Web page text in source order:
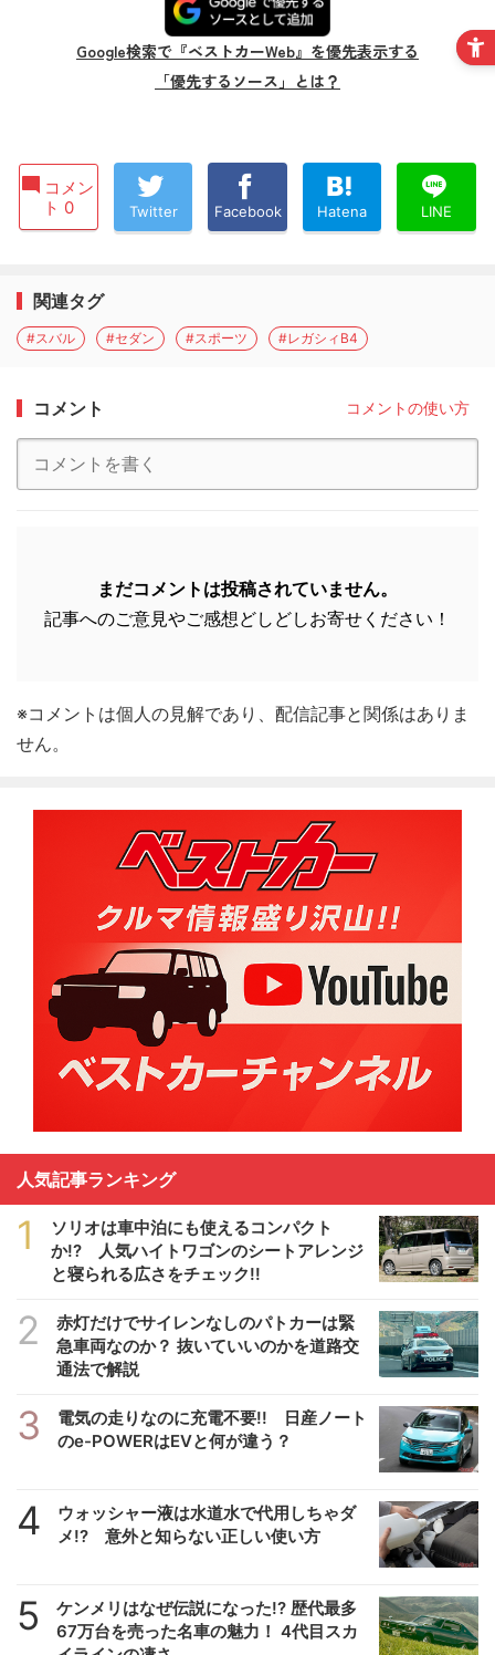
Google検索で『ベストカーWeb』を優先表示する
「優先するソース」とは？
コメン
ト 0
Twitter Facebook Hatena LINE
関連タグ
#スバル #セダン #スポーツ #レガシィB4
コメント コメントの使い方
まだコメントは投稿されていません。
記事へのご意見やご感想どしどしお寄せください！
※コメントは個人の見解であり、配信記事と関係はありま
せん。
人気記事ランキング
1
ソリオは車中泊にも使えるコンパクト
か!? 人気ハイトワゴンのシートアレンジ
と寝られる広さをチェック!!
2
赤灯だけでサイレンなしのパトカーは緊
急車両なのか？ 抜いていいのかを道路交
通法で解説
3
電気の走りなのに充電不要!! 日産ノート
のe-POWERはEVと何が違う？
4
ウォッシャー液は水道水で代用しちゃダ
メ!? 意外と知らない正しい使い方
5
ケンメリはなぜ伝説になった!? 歴代最多
67万台を売った名車の魅力！ 4代目スカ